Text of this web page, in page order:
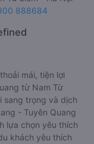
888684
mái, tiện lợi
từ Nam Từ
sang trọng và dịch
- Tuyên Quang
lựa chọn yêu thích
khách yêu thích